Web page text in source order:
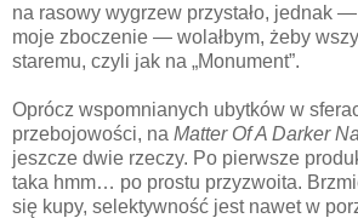
na rasowy wygrzew przystało, jednak
moje zboczenie — wolałbym, żeby
staremu, czyli jak na „Monument”.
Oprócz wspomnianych ubytków w
przebojowości, na Matter Of A Darker
jeszcze dwie rzeczy. Po pierwsze
taka hmm… po prostu przyzwoita.
się kupy, selektywność jest nawet w